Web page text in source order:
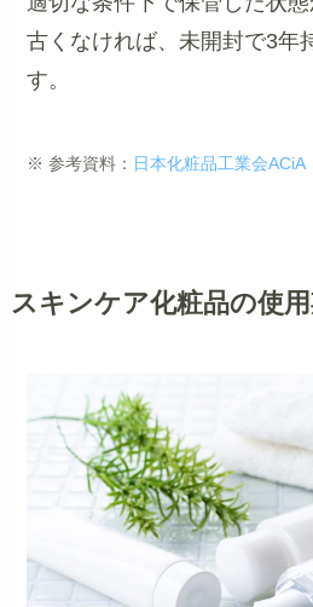
古くなければ、未開封で3年
す。
※ 参考資料： 日本化粧品工業会ACiA
スキンケア化粧品の使